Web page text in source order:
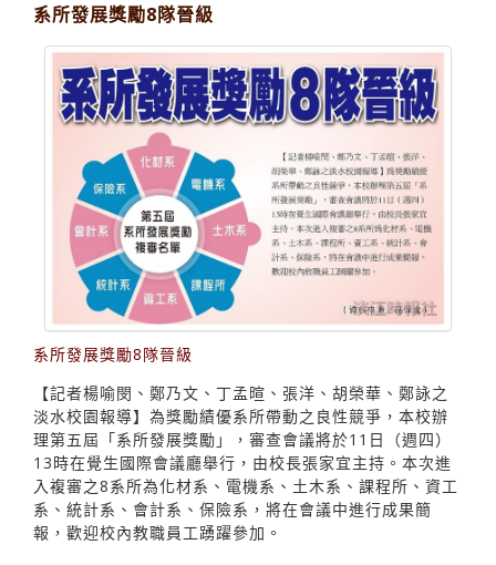
系所發展獎勵8隊晉級
系所發展獎勵8隊晉級
【記者楊喻閔、鄭乃文、丁孟暄、張洋、胡榮華、鄭詠之
淡水校園報導】為獎勵績優系所帶動之良性競爭，本校辦
理第五屆「系所發展獎勵」，審查會議將於11日（週四）
13時在覺生國際會議廳舉行，由校長張家宜主持。本次進
入複審之8系所為化材系、電機系、土木系、課程所、資工
系、統計系、會計系、保險系，將在會議中進行成果簡
報，歡迎校內教職員工踴躍參加。